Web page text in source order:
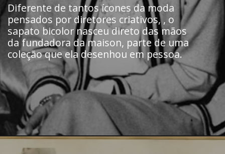
Diferente de tantos ícones da moda
pensados por diretores criativos, , o
sapato bicolor nasceu direto das mãos
da fundadora da maison, parte de uma
coleção que ela desenhou em pessoa.